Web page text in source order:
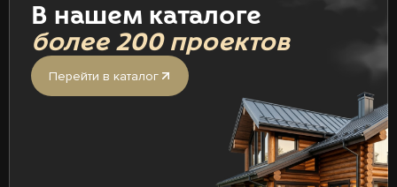
В нашем каталоге
более 200 проектов
Перейти в каталог